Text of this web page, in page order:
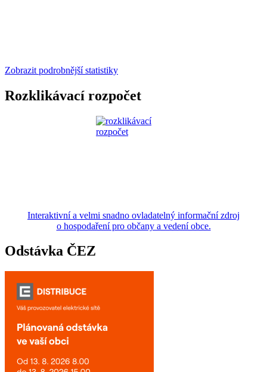
Zobrazit podrobnější statistiky
Rozklikávací rozpočet
Interaktivní a velmi snadno ovladatelný informační zdroj
o hospodaření pro občany a vedení obce.
Odstávka ČEZ